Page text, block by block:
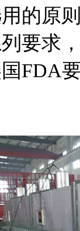
的原
要求
FDA